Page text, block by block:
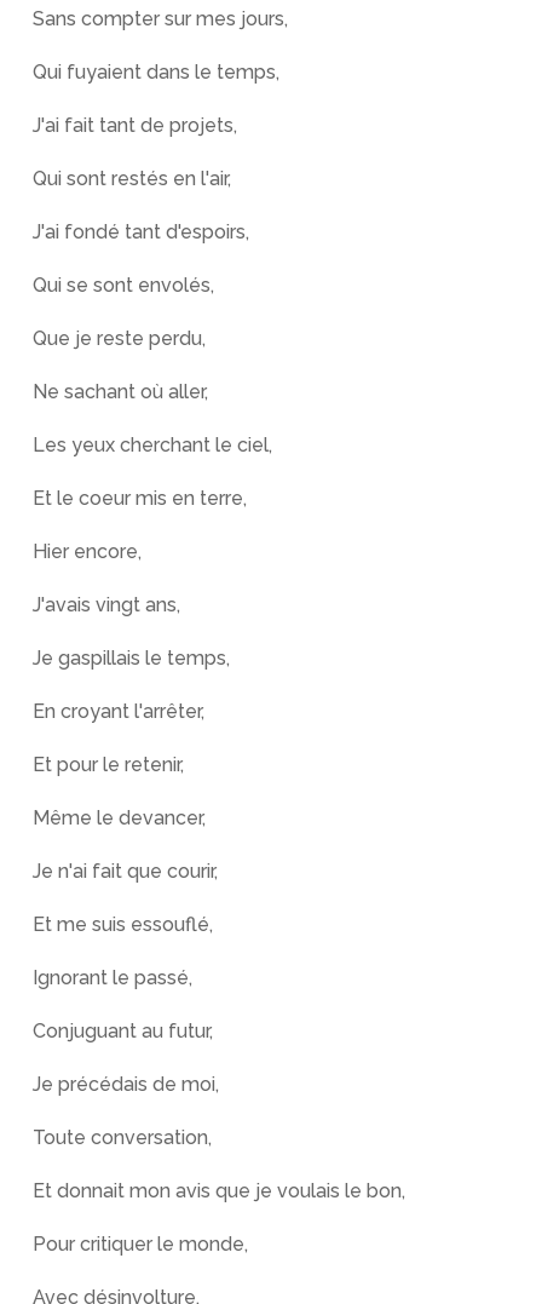
Sans compter sur mes jours,
Qui fuyaient dans le temps,
J'ai fait tant de projets,
Qui sont restés en l'air,
J'ai fondé tant d'espoirs,
Qui se sont envolés,
Que je reste perdu,
Ne sachant où aller,
Les yeux cherchant le ciel,
Et le coeur mis en terre,
Hier encore,
J'avais vingt ans,
Je gaspillais le temps,
En croyant l'arrêter,
Et pour le retenir,
Même le devancer,
Je n'ai fait que courir,
Et me suis essouflé,
Ignorant le passé,
Conjuguant au futur,
Je précédais de moi,
Toute conversation,
Et donnait mon avis que je voulais le bon,
Pour critiquer le monde,
Avec désinvolture,